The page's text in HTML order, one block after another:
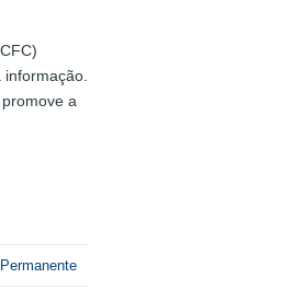
a
Permanente